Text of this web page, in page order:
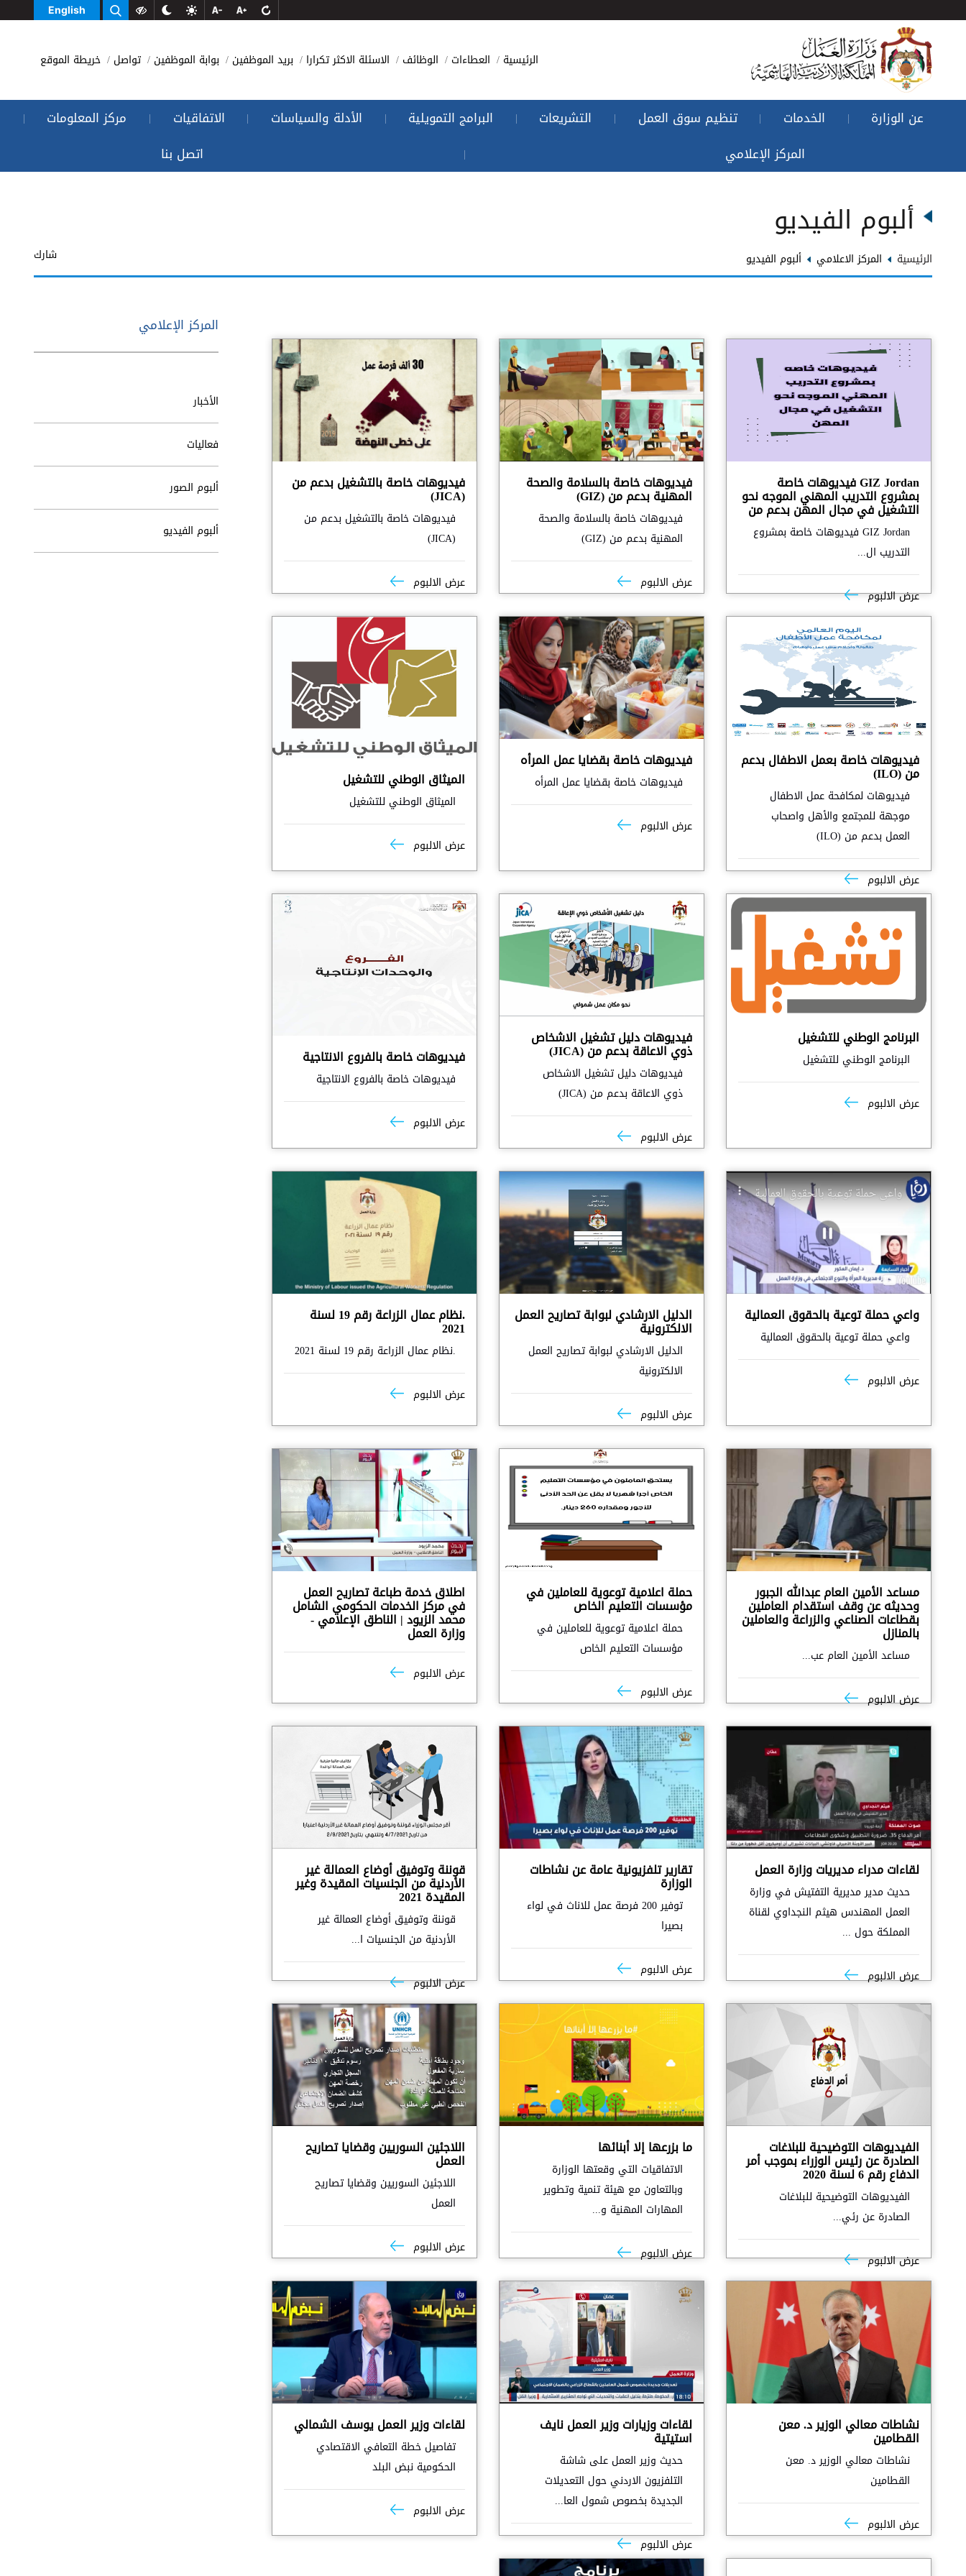
English
الرئيسية العطاءات الوظائف الاسئلة الاكثر تكرارا بريد الموظفين بوابة الموظفين تواصل خريطة الموقع
عن الوزارة | الخدمات | تنظيم سوق العمل | التشريعات | البرامج التمويلية | الأدلة والسياسات | الاتفاقيات | مركز المعلومات |
المركز الإعلامي | اتصل بنا
ألبوم الفيديو
الرئيسية المركز الاعلامي ألبوم الفيديو شارك
GIZ Jordan فيديوهات خاصة
بمشروع التدريب المهني الموجه نحو
التشغيل في مجال المهن بدعم من
GIZ Jordan فيديوهات خاصة بمشروع
التدريب ال...
عرض الالبوم
فيديوهات خاصة بالسلامة والصحة
المهنية بدعم من (GIZ)
فيديوهات خاصة بالسلامة والصحة
المهنية بدعم من (GIZ)
عرض الالبوم
فيديوهات خاصة بالتشغيل بدعم من
(JICA)
فيديوهات خاصة بالتشغيل بدعم من
(JICA)
عرض الالبوم
فيديوهات خاصة بعمل الاطفال بدعم
من (ILO)
فيديوهات لمكافحة عمل الاطفال
موجهة للمجتمع والأهل واصحاب
العمل بدعم من (ILO)
عرض الالبوم
فيديوهات خاصة بقضايا عمل المرأه
فيديوهات خاصة بقضايا عمل المرأه
عرض الالبوم
الميثاق الوطني للتشغيل
الميثاق الوطني للتشغيل
عرض الالبوم
البرنامج الوطني للتشغيل
البرنامج الوطني للتشغيل
عرض الالبوم
فيديوهات دليل تشغيل الاشخاص
ذوي الاعاقة بدعم من (JICA)
فيديوهات دليل تشغيل الاشخاص
ذوي الاعاقة بدعم من (JICA)
عرض الالبوم
فيديوهات خاصة بالفروع الانتاجية
فيديوهات خاصة بالفروع الانتاجية
عرض الالبوم
واعي حملة توعية بالحقوق العمالية
واعي حملة توعية بالحقوق العمالية
عرض الالبوم
الدليل الارشادي لبوابة تصاريح العمل
الالكترونية
الدليل الارشادي لبوابة تصاريح العمل
الالكترونية
عرض الالبوم
.نظام عمال الزراعة رقم 19 لسنة
2021
.نظام عمال الزراعة رقم 19 لسنة 2021
عرض الالبوم
مساعد الأمين العام عبدالله الجبور
وحديثه عن وقف استقدام العاملين
بقطاعات الصناعي والزراعة والعاملين
بالمنازل
مساعد الأمين العام عب...
عرض الالبوم
حملة اعلامية توعوية للعاملين في
مؤسسات التعليم الخاص
حملة اعلامية توعوية للعاملين في
مؤسسات التعليم الخاص
عرض الالبوم
اطلاق خدمة طباعة تصاريح العمل
في مركز الخدمات الحكومي الشامل
محمد الزيود | الناطق الإعلامي -
وزارة العمل
عرض الالبوم
لقاءات مدراء مديريات وزارة العمل
حديث مدير مديرية التفتيش في وزارة
العمل المهندس هيثم النجداوي لقناة
المملكة حول ...
عرض الالبوم
تقارير تلفزيونية عامة عن نشاطات
الوزارة
توفير 200 فرصة عمل للاناث في لواء
بصيرا
عرض الالبوم
قوننة وتوفيق أوضاع العمالة غير
الأردنية من الجنسيات المقيدة وغير
المقيدة 2021
قوننة وتوفيق أوضاع العمالة غير
الأردنية من الجنسيات ا...
عرض الالبوم
الفيديوهات التوضيحية للبلاغات
الصادرة عن رئيس الوزراء بموجب أمر
الدفاع رقم 6 لسنة 2020
الفيديوهات التوضيحية للبلاغات
الصادرة عن رئي...
عرض الالبوم
ما بزرعها إلا أبنائها
الاتفاقيات التي وقعتها الوزارة
وبالتعاون مع هيئة تنمية وتطوير
المهارات المهنية و...
عرض الالبوم
اللاجئين السوريين وقضايا تصاريح
العمل
اللاجئين السوريين وقضايا تصاريح
العمل
عرض الالبوم
نشاطات معالي الوزير د. معن
القطامين
نشاطات معالي الوزير د. معن
القطامين
عرض الالبوم
لقاءات وزيارات وزير العمل نايف
استيتية
حديث وزير العمل على شاشة
التلفزيون الاردني حول التعديلات
الجديدة بخصوص شمول العا...
عرض الالبوم
لقاءات وزير العمل يوسف الشمالي
تفاصيل خطة التعافي الاقتصادي
الحكومية نبض البلد
عرض الالبوم
المركز الإعلامي
الأخبار
فعاليات
ألبوم الصور
ألبوم الفيديو